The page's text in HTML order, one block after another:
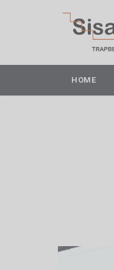
HOME